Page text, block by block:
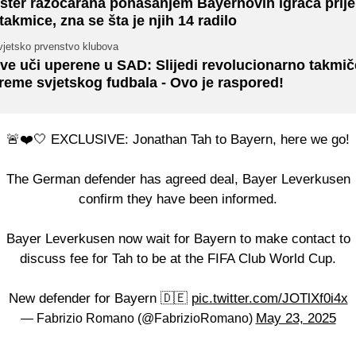
zna se šta je njih 14 radilo
prvenstvo klubova
uči uperene u SAD: Slijedi revolucionarno
svjetskog fudbala - Ovo je raspored!
🚨❤️🤍 EXCLUSIVE: Jonathan Tah to Bayern, here we go!
The German defender has agreed deal, Bayer Leverkusen
confirm they have been informed.
Bayer Leverkusen now wait for Bayern to make contact to
discuss fee for Tah to be at the FIFA Club World Cup.
New defender for Bayern 🇩🇪 pic.twitter.com/JOTlXf0i4x
— Fabrizio Romano (@FabrizioRomano) May 23, 2025